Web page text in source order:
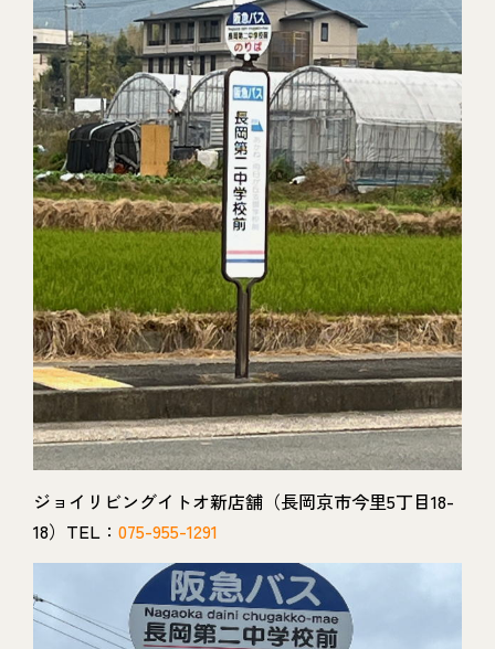
ジョイリビングイトオ新店舗（長岡京市今里5丁目18-
18）TEL： 075-955-1291